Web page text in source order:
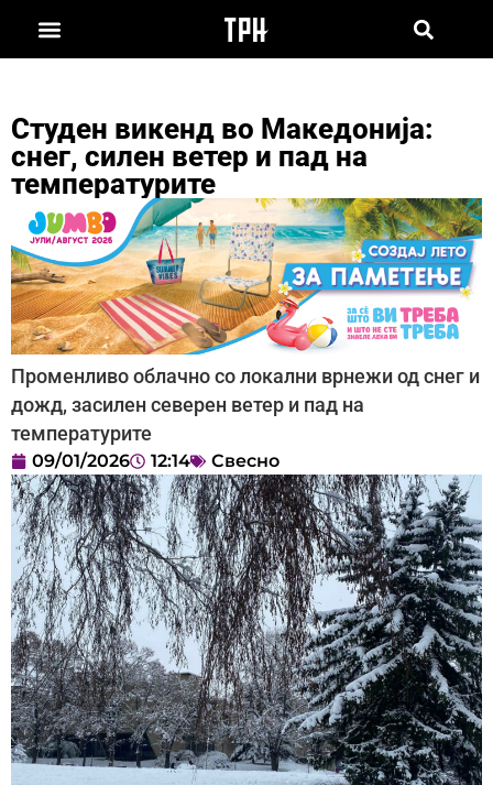
Студен викенд во Македонија:
снег, силен ветер и пад на
температурите
Променливо облачно со локални врнежи од снег и
дожд, засилен северен ветер и пад на
температурите
09/01/2026 12:14 Свесно